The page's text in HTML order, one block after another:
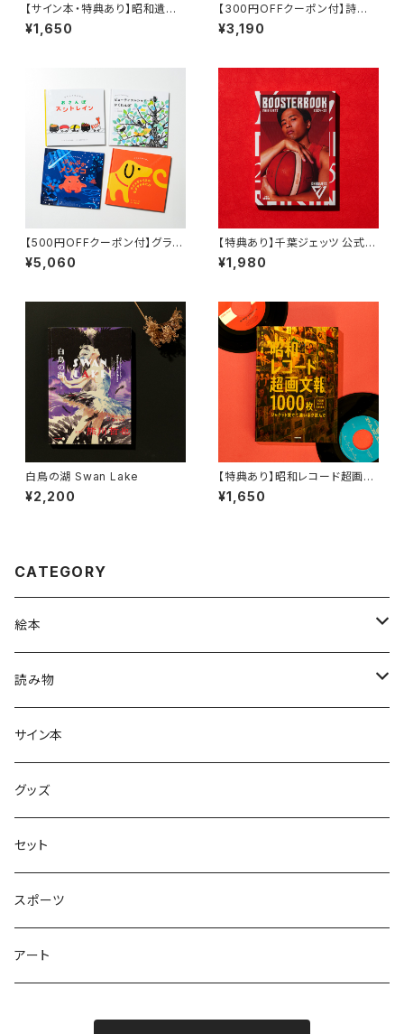
【サイン本・特典あり】昭和遺産
へ、巡礼1703景
¥1,650
【300円OFFクーポン付】詩人、
絵詞作家・内田麟太郎セット『詩
303P 内田麟太郎』 『あのね あ
¥3,190
【500円OFFクーポン付】グラニ
フのえほんセット
¥5,060
【特典あり】千葉ジェッツ 公式ブ
ースターブック 2024-25
¥1,980
白鳥の湖 Swan Lake
¥2,200
【特典あり】昭和レコード超画文
報1000枚 〜ジャケット愛でて
濃いネタ読んで〜
¥1,650
CATEGORY
絵本
グラニフのえほん
大人の絵本
学びの絵本
読み物
ホントのコイズミさん
昭和偏愛シリーズ
熊川哲也アートノベル
社会について考える
サイン本
グッズ
セット
スポーツ
アート